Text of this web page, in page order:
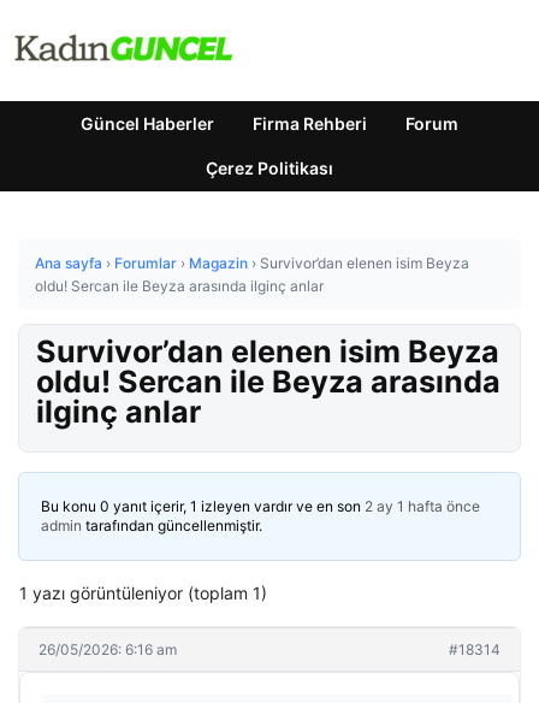
Güncel Haberler Firma Rehberi Forum
Çerez Politikası
Ana sayfa › Forumlar › Magazin › Survivor’dan elenen isim Beyza
oldu! Sercan ile Beyza arasında ilginç anlar
Survivor’dan elenen isim Beyza
oldu! Sercan ile Beyza arasında
ilginç anlar
Bu konu 0 yanıt içerir, 1 izleyen vardır ve en son 2 ay 1 hafta önce
admin tarafından güncellenmiştir.
1 yazı görüntüleniyor (toplam 1)
26/05/2026: 6:16 am #18314